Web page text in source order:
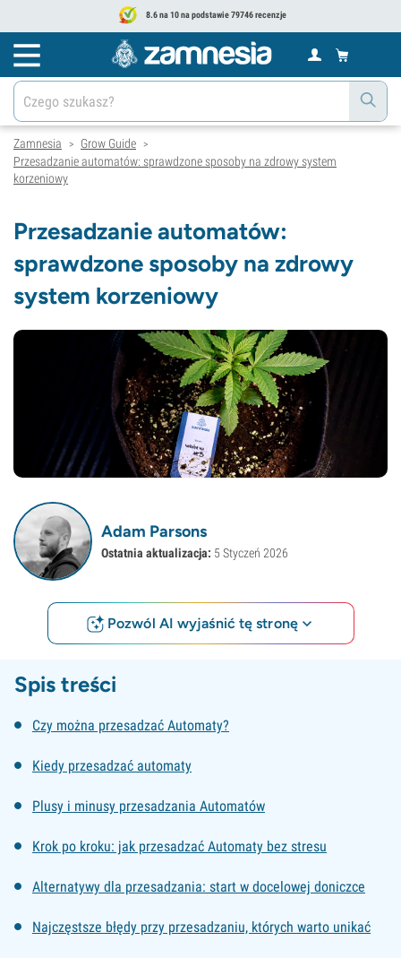
8.6 na 10 na podstawie 79746 recenzje
Zamnesia > Grow Guide >
Przesadzanie automatów: sprawdzone sposoby na zdrowy system
korzeniowy
Przesadzanie automatów:
sprawdzone sposoby na zdrowy
system korzeniowy
Adam Parsons
Ostatnia aktualizacja: 5 Styczeń 2026
Pozwól AI wyjaśnić tę stronę
Spis treści
Czy można przesadzać Automaty?
Kiedy przesadzać automaty
Plusy i minusy przesadzania Automatów
Krok po kroku: jak przesadzać Automaty bez stresu
Alternatywy dla przesadzania: start w docelowej doniczce
Najczęstsze błędy przy przesadzaniu, których warto unikać